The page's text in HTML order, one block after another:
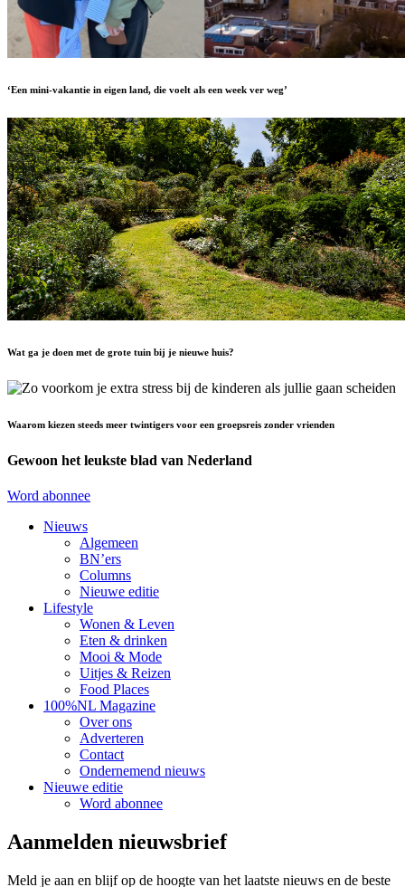
‘Een mini-vakantie in eigen land, die voelt als een week ver weg’
Wat ga je doen met de grote tuin bij je nieuwe huis?
Waarom kiezen steeds meer twintigers voor een groepsreis zonder vrienden
Gewoon het leukste blad van Nederland
Word abonnee
Nieuws
Algemeen
BN’ers
Columns
Nieuwe editie
Lifestyle
Wonen & Leven
Eten & drinken
Mooi & Mode
Uitjes & Reizen
Food Places
100%NL Magazine
Over ons
Adverteren
Contact
Ondernemend nieuws
Nieuwe editie
Word abonnee
Aanmelden nieuwsbrief
Meld je aan en blijf op de hoogte van het laatste nieuws en de beste